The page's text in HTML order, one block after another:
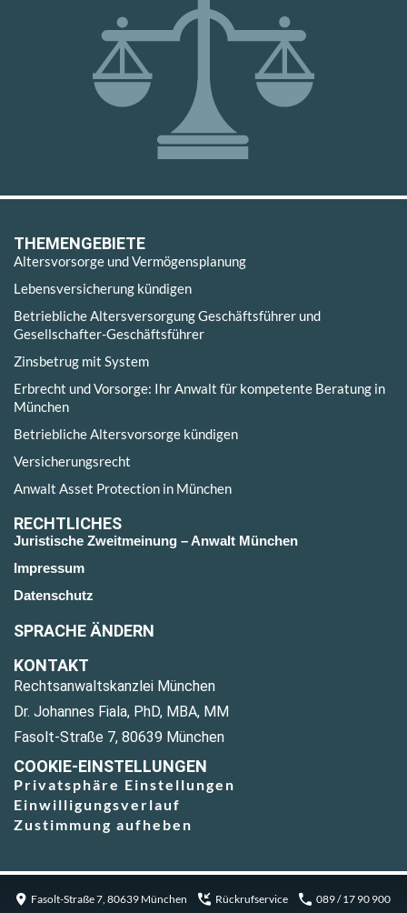
THEMENGEBIETE
Altersvorsorge und Vermögensplanung
Lebensversicherung kündigen
Betriebliche Altersversorgung Geschäftsführer und
Gesellschafter-Geschäftsführer
Zinsbetrug mit System
Erbrecht und Vorsorge: Ihr Anwalt für kompetente Beratung in
München
Betriebliche Altersvorsorge kündigen
Versicherungsrecht
Anwalt Asset Protection in München
RECHTLICHES
Juristische Zweitmeinung – Anwalt München
Impressum
Datenschutz
SPRACHE ÄNDERN
KONTAKT
Rechtsanwaltskanzlei München
Dr. Johannes Fiala, PhD, MBA, MM
Fasolt-Straße 7, 80639 München
COOKIE-EINSTELLUNGEN
Privatsphäre Einstellungen
Einwilligungsverlauf
Zustimmung aufheben
Fasolt-Straße 7, 80639 München Rückrufservice 089 / 17 90 900